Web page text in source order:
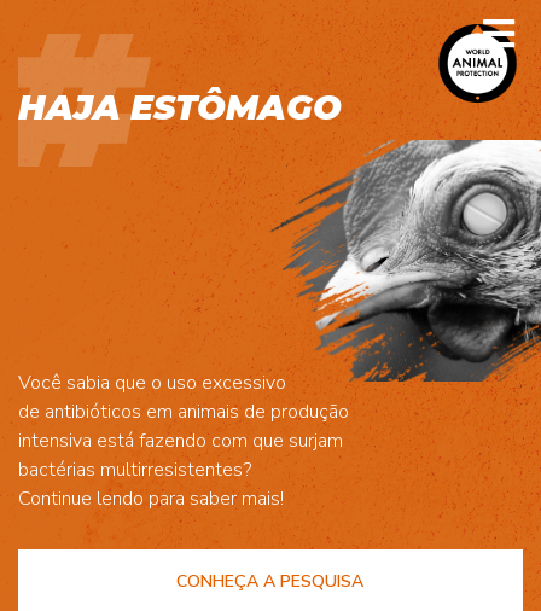
HAJA ESTÔMAGO
Você sabia que o uso excessivo
de antibióticos em animais de produção
intensiva está fazendo com que surjam
bactérias multirresistentes?
Continue lendo para saber mais!
CONHEÇA A PESQUISA